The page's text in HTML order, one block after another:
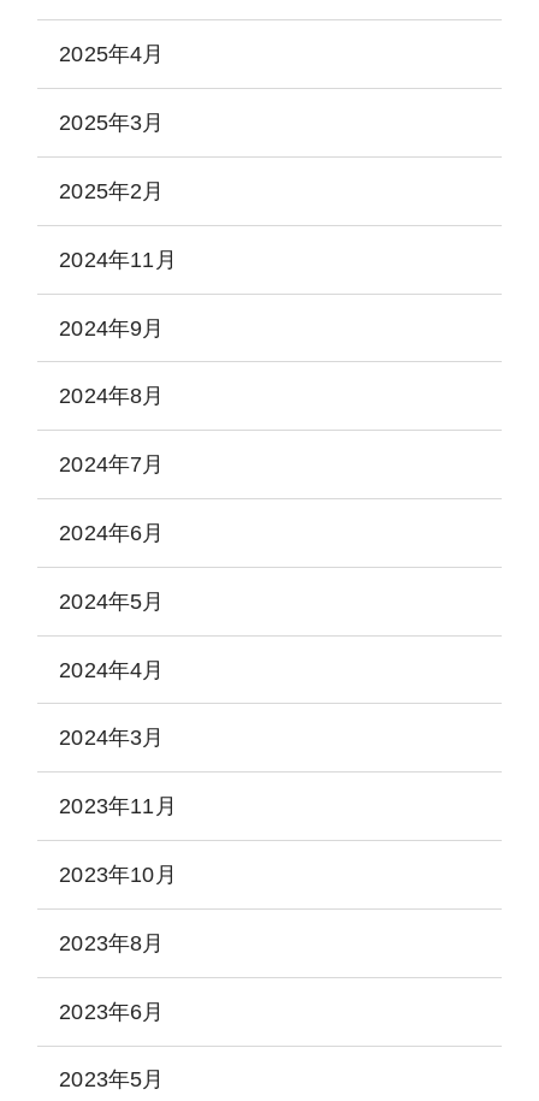
2025年4月
2025年3月
2025年2月
2024年11月
2024年9月
2024年8月
2024年7月
2024年6月
2024年5月
2024年4月
2024年3月
2023年11月
2023年10月
2023年8月
2023年6月
2023年5月